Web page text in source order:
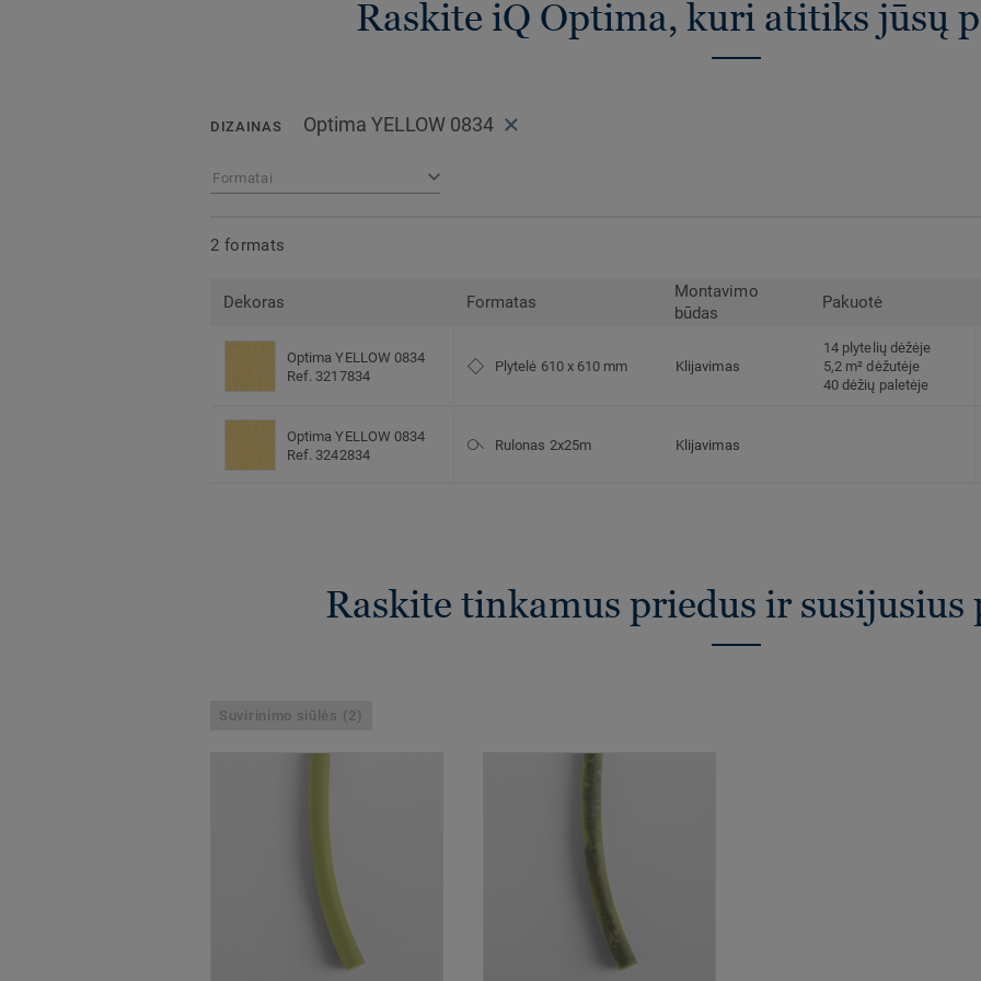
Raskite iQ Optima, kuri atitiks jūsų
DIZAINAS Optima YELLOW 0834
Formatai
2 formats
Dekoras Formatas
Montavimo
būdas
Pakuotė
Optima YELLOW 0834
Ref. 3217834
Plytelė 610 x 610 mm Klijavimas
14 plytelių dėžėje
5,2 m² dėžutėje
40 dėžių paletėje
Optima YELLOW 0834
Ref. 3242834
Rulonas 2x25m Klijavimas
Raskite tinkamus priedus ir susijusius
Suvirinimo siūlės (2)